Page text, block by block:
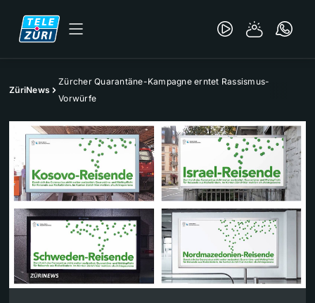
ZüriNews
Zürcher Quarantäne-Kampagne erntet Rassismus-
Vorwürfe